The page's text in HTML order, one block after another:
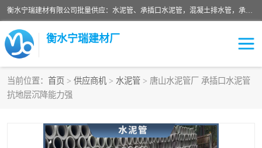
衡水宁瑞建材有限公司批量供应：水泥管、承插口水泥管，混凝土排水管，承插口水泥管，企口水泥管，钢承口水泥管，顶管，平口水泥管，水泥检查井，混凝土检查井，预制混凝土检查井，矩形检查井，圆形检查井等产品。
衡水宁瑞建材厂
当前位置： 首页 > 供应商机 > 水泥管 > 唐山水泥管厂 承插口水泥管
抗地层沉降能力强
检查井
水泥检查井 水泥管